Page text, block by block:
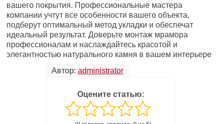
вашего покрытия. Профессиональные мастера
компании учтут все особенности вашего объекта,
подберут оптимальный метод укладки и обеспечат
идеальный результат. Доверьте монтаж мрамора
профессионалам и наслаждайтесь красотой и
элегантностью натурального камня в вашем интерьере
Автор: administrator
Оцените статью: